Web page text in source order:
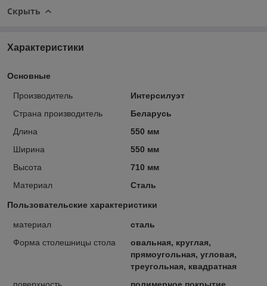
Скрыть
Характеристики
Основные
Производитель
Интерсилуэт
Страна производитель
Беларусь
Длина
550 мм
Ширина
550 мм
Высота
710 мм
Материал
Сталь
Пользовательские характеристики
материал
сталь
Форма столешницы стола
овальная, круглая,
прямоугольная, угловая,
треугольная, квадратная
поверхность
полимерное покрытие